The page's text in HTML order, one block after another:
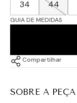
34 44
GUIA DE MEDIDAS
Compartilhar
SOBRE A PEÇA